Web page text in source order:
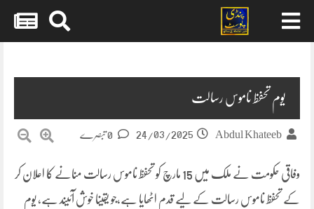
یوم تحفظ ناموس رسالت
Abdul Khateeb
24/03/2025
وفاقی حکومت نے ملک میں 15 مارچ کو تحفظ ناموس رسالت منانے کا اعلان کر
کے تحفظ ناموس رسالت کے لیے قدم اٹھایا ہے،جو یقینا خوش آئیند ہے، یوم